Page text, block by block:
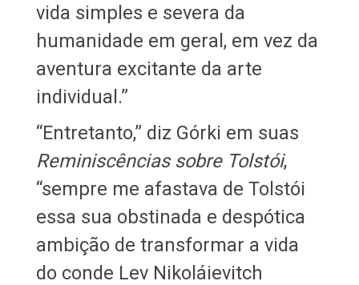
vida simples e severa da
humanidade em geral, em vez da
aventura excitante da arte
individual.”
“Entretanto,” diz Górki em suas
Reminiscências sobre Tolstói,
“sempre me afastava de Tolstói
essa sua obstinada e despótica
ambição de transformar a vida
do conde Lev Nikoláievitch